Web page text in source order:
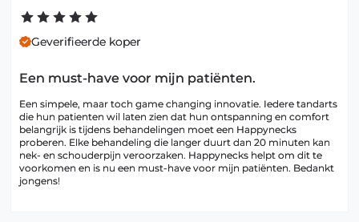
Geverifieerde koper
Een must-have voor mijn patiënten.
Een simpele, maar toch game changing innovatie. Iedere tandarts
die hun patienten wil laten zien dat hun ontspanning en comfort
belangrijk is tijdens behandelingen moet een Happynecks
proberen. Elke behandeling die langer duurt dan 20 minuten kan
nek- en schouderpijn veroorzaken. Happynecks helpt om dit te
voorkomen en is nu een must-have voor mijn patiënten. Bedankt
jongens!